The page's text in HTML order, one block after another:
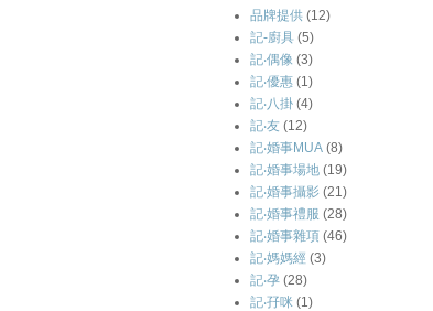
品牌提供 (12)
記-廚具 (5)
記‧偶像 (3)
記‧優惠 (1)
記‧八掛 (4)
記‧友 (12)
記‧婚事MUA (8)
記‧婚事場地 (19)
記‧婚事攝影 (21)
記‧婚事禮服 (28)
記‧婚事雜項 (46)
記‧媽媽經 (3)
記‧孕 (28)
記‧孖咪 (1)